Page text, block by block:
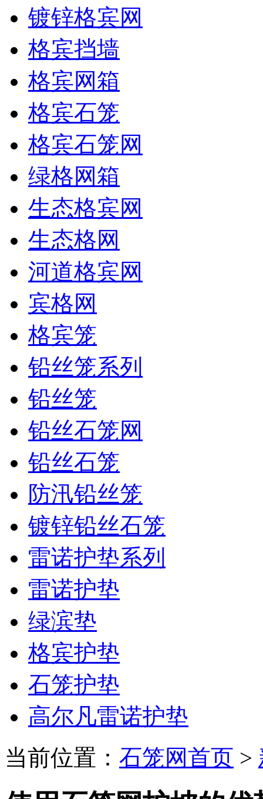
镀锌格宾网
格宾挡墙
格宾网箱
格宾石笼
格宾石笼网
绿格网箱
生态格宾网
生态格网
河道格宾网
宾格网
格宾笼
铅丝笼系列
铅丝笼
铅丝石笼网
铅丝石笼
防汛铅丝笼
镀锌铅丝石笼
雷诺护垫系列
雷诺护垫
绿滨垫
格宾护垫
石笼护垫
高尔凡雷诺护垫
当前位置： 石笼网首页 >